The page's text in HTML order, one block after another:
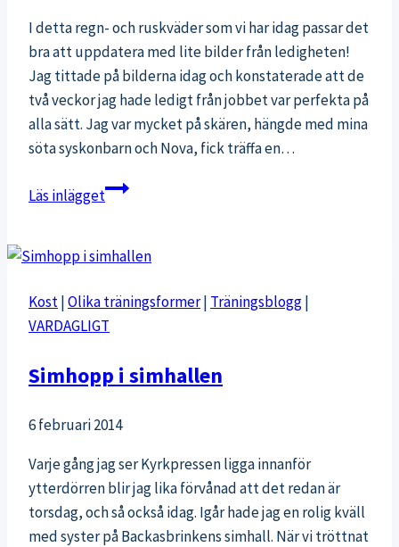
I detta regn- och ruskväder som vi har idag passar det
bra att uppdatera med lite bilder från ledigheten!
Jag tittade på bilderna idag och konstaterade att de
två veckor jag hade ledigt från jobbet var perfekta på
alla sätt. Jag var mycket på skären, hängde med mina
söta syskonbarn och Nova, fick träffa en…
Läs inläggetSemesterbilder
Kost|Olika träningsformer| Träningsblogg|
VARDAGLIGT
Simhopp i simhallen
6 februari 2014
Varje gång jag ser Kyrkpressen ligga innanför
ytterdörren blir jag lika förvånad att det redan är
torsdag, och så också idag. Igår hade jag en rolig kväll
med syster på Backasbrinkens simhall. När vi tröttnat